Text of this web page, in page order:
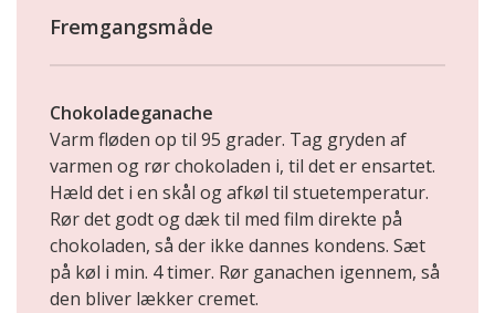
Fremgangsmåde
Chokoladeganache
Varm fløden op til 95 grader. Tag gryden af
varmen og rør chokoladen i, til det er ensartet.
Hæld det i en skål og afkøl til stuetemperatur.
Rør det godt og dæk til med film direkte på
chokoladen, så der ikke dannes kondens. Sæt
på køl i min. 4 timer. Rør ganachen igennem, så
den bliver lækker cremet.